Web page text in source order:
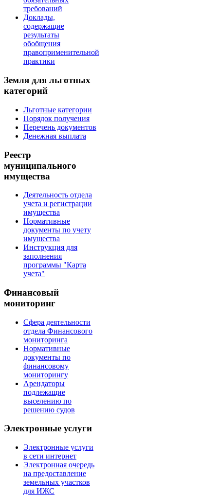
требований
Доклады,
содержащие
результаты
обобщения
правоприменительной
практики
Земля для льготных
категорий
Льготные категории
Порядок получения
Перечень документов
Денежная выплата
Реестр
муниципального
имущества
Деятельность отдела
учета и регистрации
имущества
Нормативные
документы по учету
имущества
Инструкция для
заполнения
программы "Карта
учета"
Финансовый
мониторинг
Сфера деятельности
отдела Финансового
мониторинга
Нормативные
документы по
финансовому
мониторингу
Арендаторы
подлежащие
выселению по
решению судов
Электронные услуги
Электронные услуги
в сети интернет
Электронная очередь
на предоставление
земельных участков
для ИЖС